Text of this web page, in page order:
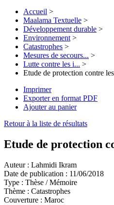
Accueil >
Maalama Textuelle >
Développement durable >
Environnement>
Catastrophes >
Mesures de secours... >
Lutte contre les i... >
Etude de protection contre
Imprimer
Exporter en format PDF
Ajouter au panier
Retour à la liste de résultats
Etude de protection
Auteur : Lahmidi Ikram
Date de publication : 11/06/2018
Type : Thèse / Mémoire
Thème : Catastrophes
Couverture : Maroc